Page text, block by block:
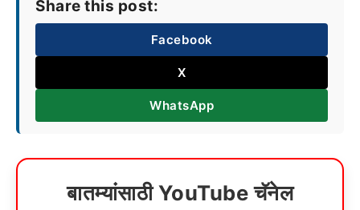
Share this post:
Facebook
X
WhatsApp
बातम्यांसाठी YouTube चॅनेल